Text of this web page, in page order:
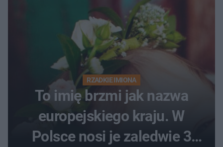
RZADKIE IMIONA
To imię brzmi jak nazwa
europejskiego kraju. W
Polsce nosi je zaledwie 3